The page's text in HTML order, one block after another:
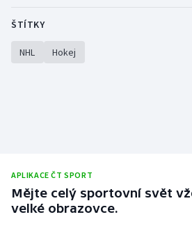
ŠTÍTKY
NHL Hokej
APLIKACE ČT SPORT
Mějte celý sportovní svět
velké obrazovce.